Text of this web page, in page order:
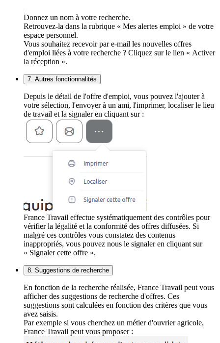
Donnez un nom à votre recherche.
Retrouvez-la dans la rubrique « Mes alertes emploi » de votre
espace personnel.
Vous souhaitez recevoir par e-mail les nouvelles offres
d'emploi liées à votre recherche ? Cliquez sur le lien « Activer
la réception ».
7. Autres fonctionnalités
Depuis le détail de l'offre d'emploi, vous pouvez l'ajouter à
votre sélection, l'envoyer à un ami, l'imprimer, localiser le lieu
de travail et la signaler en cliquant sur :
France Travail effectue systématiquement des contrôles pour
vérifier la légalité et la conformité des offres diffusées. Si
malgré ces contrôles vous constatez des contenus
inappropriés, vous pouvez nous le signaler en cliquant sur
« Signaler cette offre ».
8. Suggestions de recherche
En fonction de la recherche réalisée, France Travail peut vous
afficher des suggestions de recherche d'offres. Ces
suggestions sont calculées en fonction des critères que vous
avez saisis.
Par exemple si vous cherchez un métier d'ouvrier agricole,
France Travail peut vous proposer :